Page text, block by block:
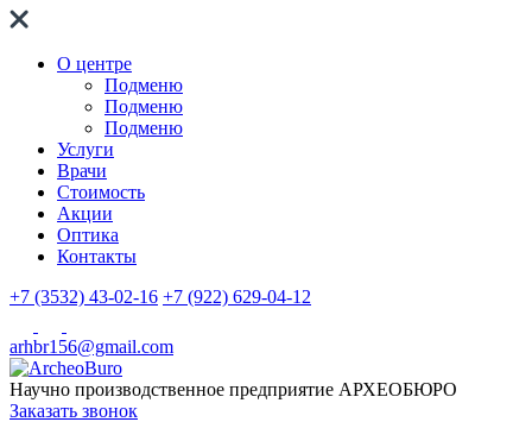
О центре
Подменю
Подменю
Подменю
Услуги
Врачи
Стоимость
Акции
Оптика
Контакты
+7 (3532) 43-02-16 +7 (922) 629-04-12
arhbr156@gmail.com
Научно производственное предприятие АРХЕОБЮРО
Заказать звонок